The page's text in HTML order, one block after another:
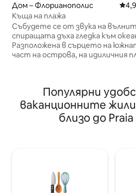
Дом – Флорианополис
Къща на плажа
Събудете се от звука на
спиращата дъха гледка към
Разположена в сърцето на
част на острова, на идиличния
кристално чистите води на
Кампече или се отпуснете под
на вълните, докато се
наслаждавате на освежаваща
може да предложи
Популярни
ваканционните
близо до Praia